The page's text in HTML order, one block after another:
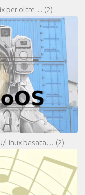
fix per oltre… (2)
Linux basata… (2)